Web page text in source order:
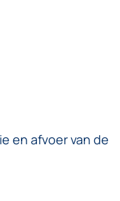
en afvoer van de